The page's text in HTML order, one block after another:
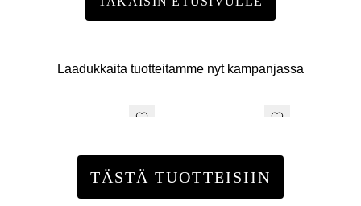
Laadukkaita tuotteitamme nyt kampanjassa
TÄSTÄ TUOTTEISIIN